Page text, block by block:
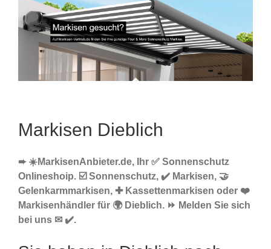
Markisen Dieblich
➨ ☀️MarkisenAnbieter.de, Ihr ✅ Sonnenschutz
Onlineshoip. ☑️ Sonnenschutz, ✔️ Markisen, 🤝
Gelenkarmmarkisen, ✚ Kassettenmarkisen oder ❤️
Markisenhändler für 🌍 Dieblich. ⏩ Melden Sie sich
bei uns ✉ ✔️.